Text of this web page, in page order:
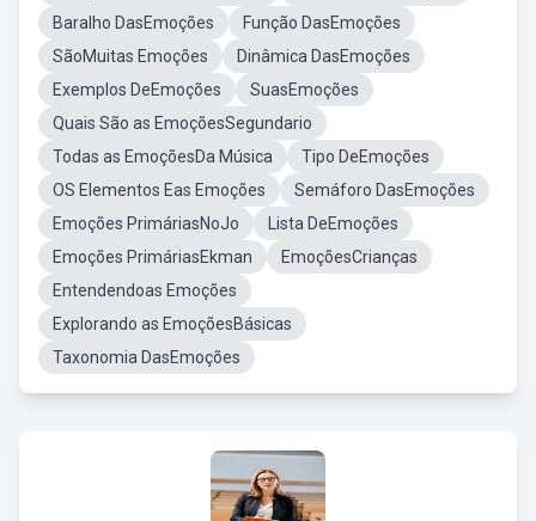
Baralho DasEmoções
Função DasEmoções
SãoMuitas Emoções
Dinâmica DasEmoções
Exemplos DeEmoções
SuasEmoções
Quais São as EmoçõesSegundario
Todas as EmoçõesDa Música
Tipo DeEmoções
OS Elementos Eas Emoções
Semáforo DasEmoções
Emoções PrimáriasNoJo
Lista DeEmoções
Emoções PrimáriasEkman
EmoçõesCrianças
Entendendoas Emoções
Explorando as EmoçõesBásicas
Taxonomia DasEmoções